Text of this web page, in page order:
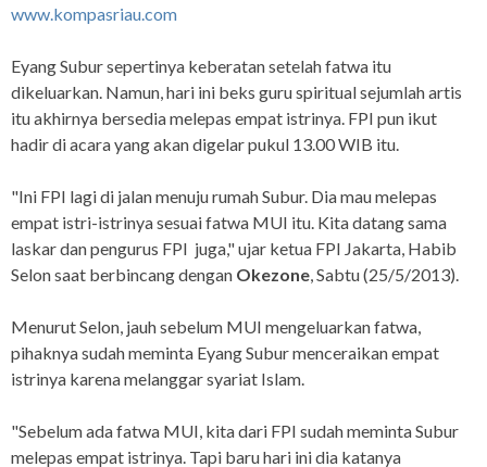
www.kompasriau.com
Eyang Subur sepertinya keberatan setelah fatwa itu
dikeluarkan. Namun, hari ini beks guru spiritual sejumlah artis
itu akhirnya bersedia melepas empat istrinya. FPI pun ikut
hadir di acara yang akan digelar pukul 13.00 WIB itu.
"Ini FPI lagi di jalan menuju rumah Subur. Dia mau melepas
empat istri-istrinya sesuai fatwa MUI itu. Kita datang sama
laskar dan pengurus FPI juga," ujar ketua FPI Jakarta, Habib
Selon saat berbincang dengan Okezone, Sabtu (25/5/2013).
Menurut Selon, jauh sebelum MUI mengeluarkan fatwa,
pihaknya sudah meminta Eyang Subur menceraikan empat
istrinya karena melanggar syariat Islam.
"Sebelum ada fatwa MUI, kita dari FPI sudah meminta Subur
melepas empat istrinya. Tapi baru hari ini dia katanya